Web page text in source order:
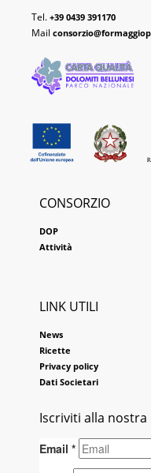
Tel. +39 0439 391170
Mail
CONSORZIO
DOP
Attività
LINK UTILI
News
Ricette
Privacy policy
Dati Societari
Iscriviti alla